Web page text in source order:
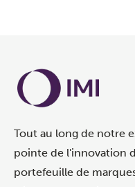
Tout au long de notre
pointe de l'innovation
portefeuille de